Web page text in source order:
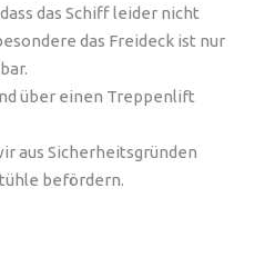
das Schiff leider nicht
das Freideck ist nur
über einen Treppenlift
aus Sicherheitsgründen
befördern.